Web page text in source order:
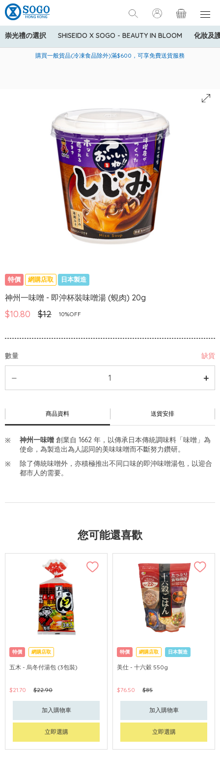
崇光禮の選択 SHISEIDO X SOGO - BEAUTY IN BLOOM 化妝及
美國運通Explorer®信用卡會員購物禮遇：高達5%簽賬回贈！
購買一般貨品(冷凍食品除外)滿$600，可享免費送貨服務
寄送中國內地服務只適用於指定商品，若訂單金額少於HK$600(折
特價 網購店取 日本製造
神州一味噌 - 即沖杯裝味噌湯 (蜆肉) 20g
$10.80 $12 10%OFF
數量 缺貨
商品資料 送貨安排
神州一味噌 創業自 1662 年，以傳承日本傳統調味料「味噌」為
使命，為製造出為人認同的美味味噌而不斷努力鑽研。
除了傳統味噌外，亦積極推出不同口味的即沖味噌湯包，以迎合
都市人的需要。
您可能還喜歡
特價 網購店取
五木 - 烏冬付湯包 (3包裝)
$21.70 $22.90
加入購物車
立即選購
特價 網購店取 日本製造
美仕 - 十六穀 550g
$76.50 $85
加入購物車
立即選購